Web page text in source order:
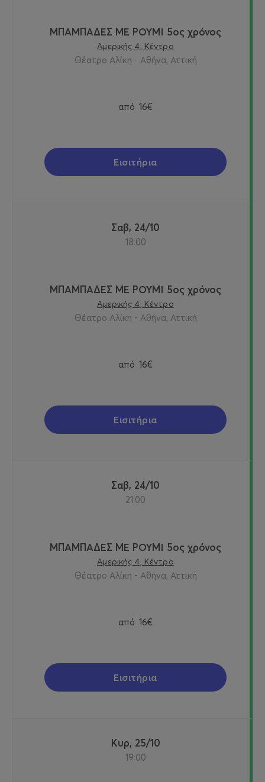
ΜΠΑΜΠΑΔΕΣ ΜΕ ΡΟΥΜΙ 5ος χρόνος
Αμερικής 4, Κέντρο
Θέατρο Αλίκη - Αθήνα, Αττική
από 16€
Εισιτήρια
Σαβ, 24/10
18:00
ΜΠΑΜΠΑΔΕΣ ΜΕ ΡΟΥΜΙ 5ος χρόνος
Αμερικής 4, Κέντρο
Θέατρο Αλίκη - Αθήνα, Αττική
από 16€
Εισιτήρια
Σαβ, 24/10
21:00
ΜΠΑΜΠΑΔΕΣ ΜΕ ΡΟΥΜΙ 5ος χρόνος
Αμερικής 4, Κέντρο
Θέατρο Αλίκη - Αθήνα, Αττική
από 16€
Εισιτήρια
Κυρ, 25/10
19:00